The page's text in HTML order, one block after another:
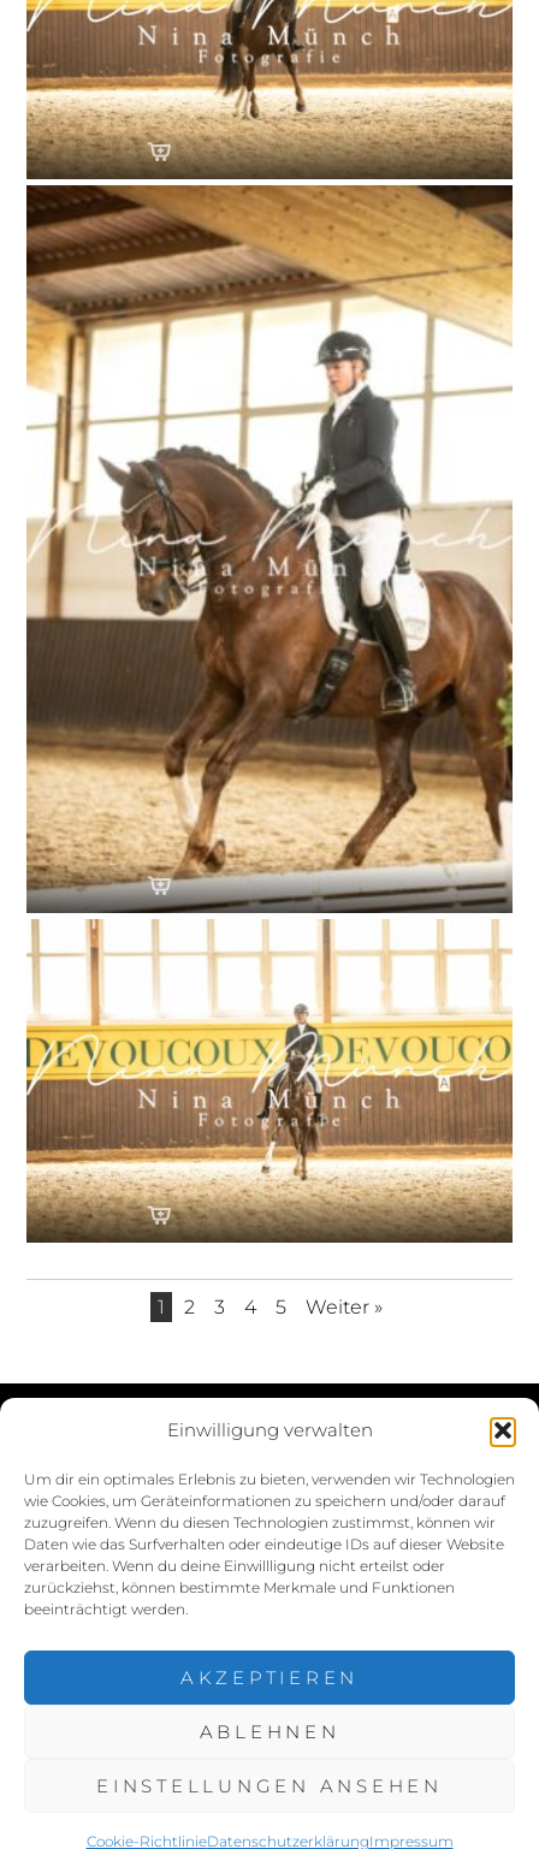
Einwilligung verwalten
Um dir ein optimales Erlebnis zu bieten, verwenden wir Technologien
wie Cookies, um Geräteinformationen zu speichern und/oder darauf
zuzugreifen. Wenn du diesen Technologien zustimmst, können wir
Daten wie das Surfverhalten oder eindeutige IDs auf dieser Website
verarbeiten. Wenn du deine Einwillligung nicht erteilst oder
zurückziehst, können bestimmte Merkmale und Funktionen
beeinträchtigt werden.
AKZEPTIEREN
ABLEHNEN
EINSTELLUNGEN ANSEHEN
Cookie-RichtlinieDatenschutzerklärungImpressum
1 2 3 4 5 Weiter »
Impressum
Cookie-Richtlinie (EU)
RIGHTS RESERVED. DATENSCHUTZERKLÄRUNG